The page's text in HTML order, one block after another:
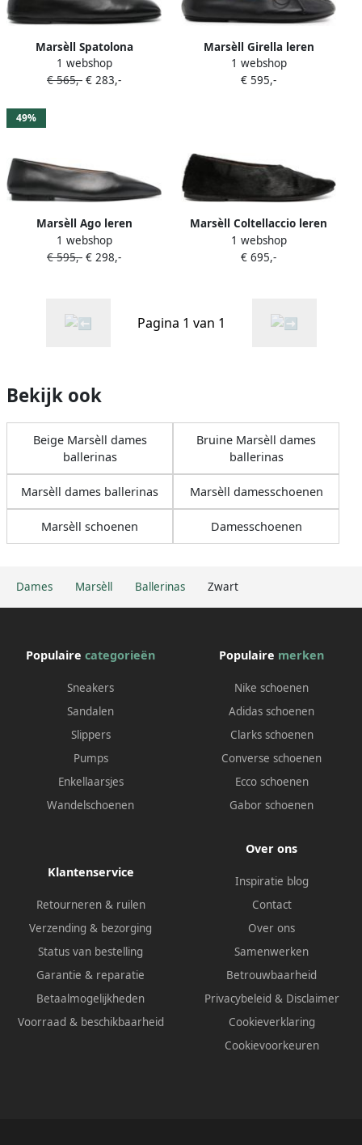
Dames Marsèll Ballerinas Zwart
Marsèll Spatolona
ballerina's Zwart
1 webshop
€ 565,- € 283,-
Marsèll Girella leren
ballerina's Zwart
1 webshop
€ 595,-
49%
Marsèll Ago leren
ballerina's met puntige
neus Zwart
1 webshop
€ 595,- € 298,-
Marsèll Coltellaccio leren
ballerina's Zwart
1 webshop
€ 695,-
Pagina 1 van 1
Bekijk ook
Beige Marsèll dames
ballerinas
Bruine Marsèll dames
ballerinas
Marsèll dames ballerinas Marsèll damesschoenen
Marsèll schoenen Damesschoenen
Populaire categorieën
Sneakers
Sandalen
Slippers
Pumps
Enkellaarsjes
Wandelschoenen
Populaire merken
Nike schoenen
Adidas schoenen
Clarks schoenen
Converse schoenen
Ecco schoenen
Gabor schoenen
Klantenservice
Retourneren & ruilen
Verzending & bezorging
Status van bestelling
Garantie & reparatie
Betaalmogelijkheden
Voorraad & beschikbaarheid
Over ons
Inspiratie blog
Contact
Over ons
Samenwerken
Betrouwbaarheid
Privacybeleid & Disclaimer
Cookieverklaring
Cookievoorkeuren